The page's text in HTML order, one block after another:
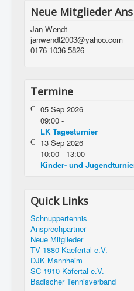
Neue Mitglieder
Jan Wendt
janwendt2003@yahoo.com
0176 1036 5826
Termine
05 Sep 2026
09:00 -
LK Tagesturnier
13 Sep 2026
10:00 - 13:00
Kinder- und
Quick Links
Schnuppertennis
Ansprechpartner
Neue Mitglieder
TV 1880 Kaefertal e.V.
DJK Mannheim
SC 1910 Käfertal e.V.
Badischer Tennisverband